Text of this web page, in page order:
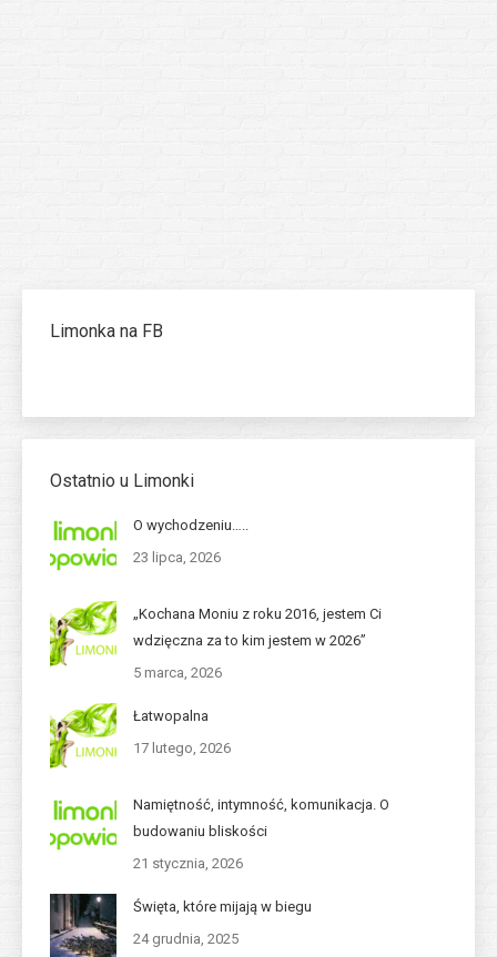
Limonka na FB
Ostatnio u Limonki
O wychodzeniu…..
23 lipca, 2026
„Kochana Moniu z roku 2016, jestem Ci
wdzięczna za to kim jestem w 2026”
5 marca, 2026
Łatwopalna
17 lutego, 2026
Namiętność, intymność, komunikacja. O
budowaniu bliskości
21 stycznia, 2026
Święta, które mijają w biegu
24 grudnia, 2025